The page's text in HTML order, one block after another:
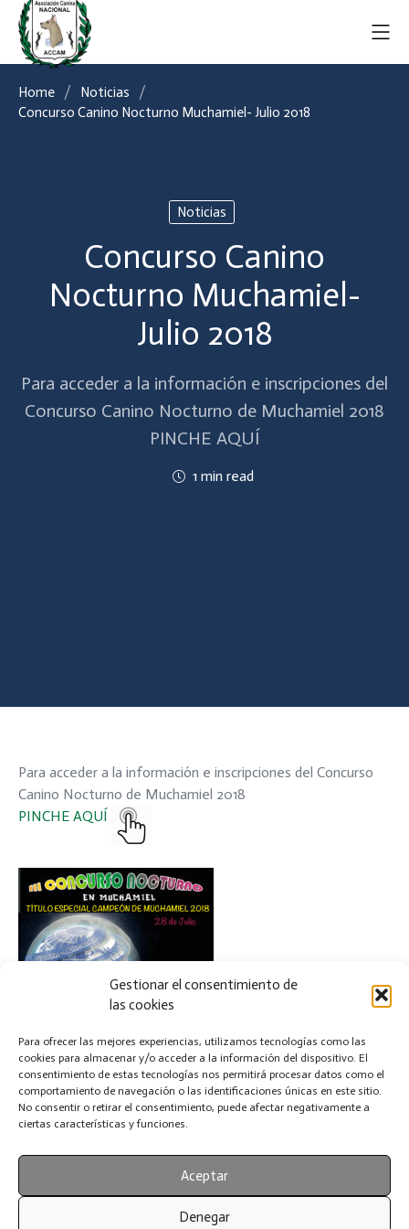
Gestionar el consentimiento de
las cookies
Para ofrecer las mejores experiencias, utilizamos tecnologías como las
cookies para almacenar y/o acceder a la información del dispositivo. El
consentimiento de estas tecnologías nos permitirá procesar datos como el
comportamiento de navegación o las identificaciones únicas en este sitio.
No consentir o retirar el consentimiento, puede afectar negativamente a
ciertas características y funciones.
Aceptar
Denegar
Home
Noticias
Concurso Canino Nocturno Muchamiel- Julio 2018
Noticias
Concurso Canino
Nocturno Muchamiel-
Julio 2018
Para acceder a la información e inscripciones del
Concurso Canino Nocturno de Muchamiel 2018
PINCHE AQUÍ
1 min read
Para acceder a la información e inscripciones del Concurso
Canino Nocturno de Muchamiel 2018
PINCHE AQUÍ